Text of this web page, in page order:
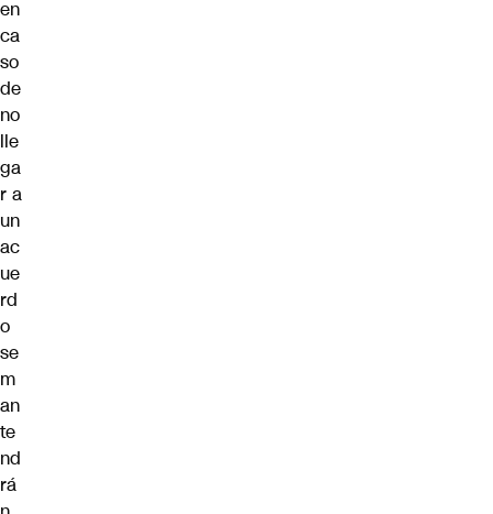
en
ca
so
de
no
lle
ga
r a
un
ac
ue
rd
o
se
m
an
te
nd
rá